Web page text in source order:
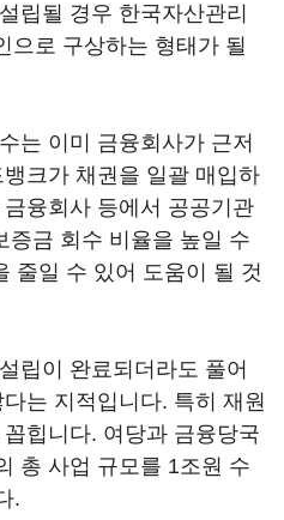
립될 경우 한국자산관리
으로 구상하는 형태가 될
는 이미 금융회사가 근저
크가 채권을 일괄 매입하
융회사 등에서 공공기관
증금 회수 비율을 높일 수
줄일 수 있어 도움이 될 것
립이 완료되더라도 풀어
는 지적입니다. 특히 재원
힙니다. 여당과 금융당국
총 사업 규모를 1조원 수
.